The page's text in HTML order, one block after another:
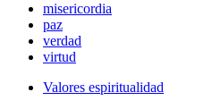
misericordia
paz
verdad
virtud
Valores espiritualidad